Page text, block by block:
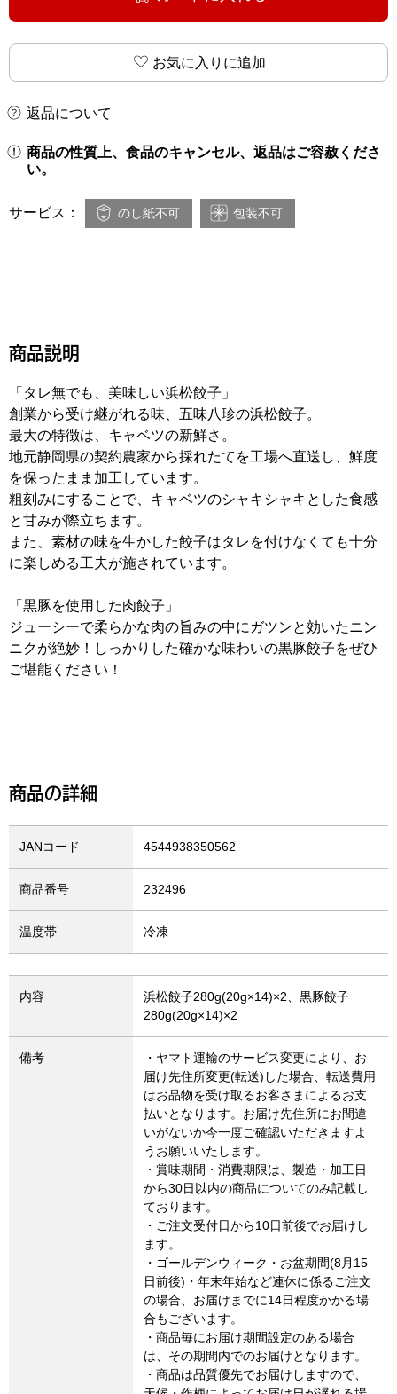
お気に入りに追加
返品について
商品の性質上、食品のキャンセル、返品はご容赦くださ
い。
サービス： のし紙不可 包装不可
商品説明
「タレ無でも、美味しい浜松餃子」
創業から受け継がれる味、五味八珍の浜松餃子。
最大の特徴は、キャベツの新鮮さ。
地元静岡県の契約農家から採れたてを工場へ直送し、鮮度
を保ったまま加工しています。
粗刻みにすることで、キャベツのシャキシャキとした食感
と甘みが際立ちます。
また、素材の味を生かした餃子はタレを付けなくても十分
に楽しめる工夫が施されています。
「黒豚を使用した肉餃子」
ジューシーで柔らかな肉の旨みの中にガツンと効いたニン
ニクが絶妙！しっかりした確かな味わいの黒豚餃子をぜひ
ご堪能ください！
商品の詳細
JANコード 4544938350562
商品番号 232496
温度帯 冷凍
内容
浜松餃子280g(20g×14)×2、黒豚餃子
280g(20g×14)×2
備考
・ヤマト運輸のサービス変更により、お
届け先住所変更(転送)した場合、転送費用
はお品物を受け取るお客さまによるお支
払いとなります。お届け先住所にお間違
いがないか今一度ご確認いただきますよ
うお願いいたします。
・賞味期間・消費期限は、製造・加工日
から30日以内の商品についてのみ記載し
ております。
・ご注文受付日から10日前後でお届けし
ます。
・ゴールデンウィーク・お盆期間(8月15
日前後)・年末年始など連休に係るご注文
の場合、お届けまでに14日程度かかる場
合もございます。
・商品毎にお届け期間設定のある場合
は、その期間内でのお届けとなります。
・商品は品質優先でお届けしますので、